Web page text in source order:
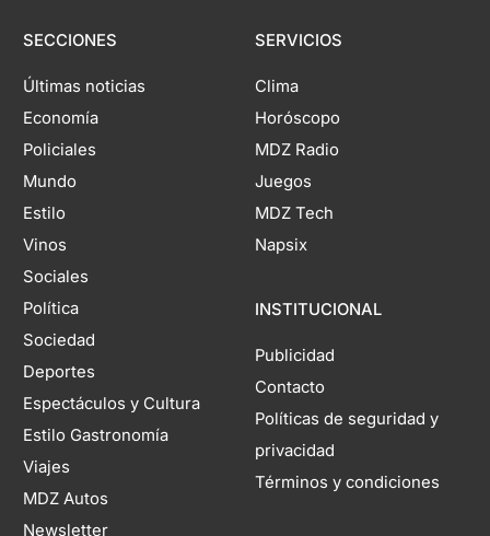
SECCIONES
Últimas noticias
Economía
Policiales
Mundo
Estilo
Vinos
Sociales
Política
Sociedad
Deportes
Espectáculos y Cultura
Estilo Gastronomía
Viajes
MDZ Autos
Newsletter
SERVICIOS
Clima
Horóscopo
MDZ Radio
Juegos
MDZ Tech
Napsix
INSTITUCIONAL
Publicidad
Contacto
Políticas de seguridad y
privacidad
Términos y condiciones